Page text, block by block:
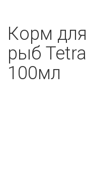
Корм
рыб
100мл